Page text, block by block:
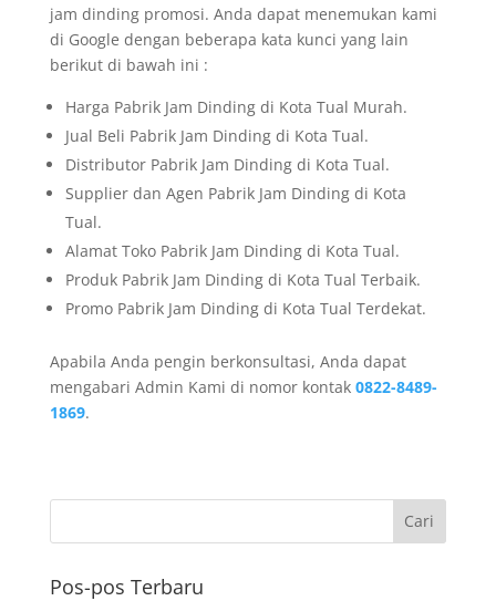
jam dinding promosi. Anda dapat menemukan kami
di Google dengan beberapa kata kunci yang lain
berikut di bawah ini :
Harga Pabrik Jam Dinding di Kota Tual Murah.
Jual Beli Pabrik Jam Dinding di Kota Tual.
Distributor Pabrik Jam Dinding di Kota Tual.
Supplier dan Agen Pabrik Jam Dinding di Kota
Tual.
Alamat Toko Pabrik Jam Dinding di Kota Tual.
Produk Pabrik Jam Dinding di Kota Tual Terbaik.
Promo Pabrik Jam Dinding di Kota Tual Terdekat.
Apabila Anda pengin berkonsultasi, Anda dapat
mengabari Admin Kami di nomor kontak 0822-8489-
1869.
Pos-pos Terbaru